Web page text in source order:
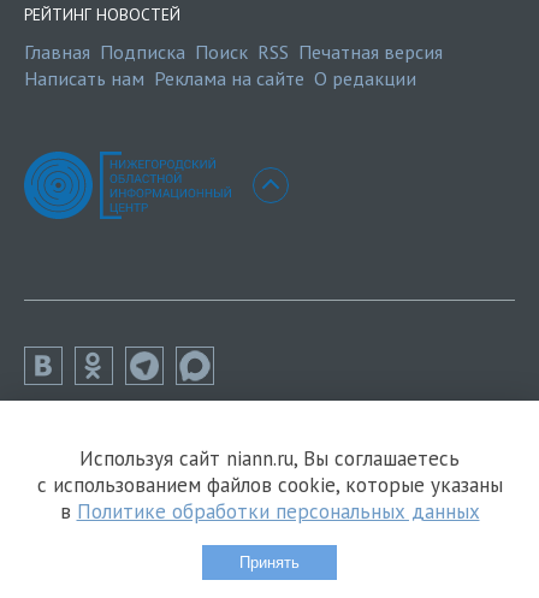
РЕЙТИНГ НОВОСТЕЙ
Главная Подписка Поиск RSS Печатная версия
Написать нам Реклама на сайте О редакции
Используя сайт niann.ru, Вы соглашаетесь
с использованием файлов cookie, которые указаны
в Политике обработки персональных данных
Принять